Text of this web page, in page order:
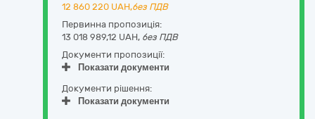
12 860 220 UAH,без ПДВ
Первинна пропозиція:
13 018 989,12 UAH, без ПДВ
Документи пропозиції:
Показати документи
Документи рішення:
Показати документи